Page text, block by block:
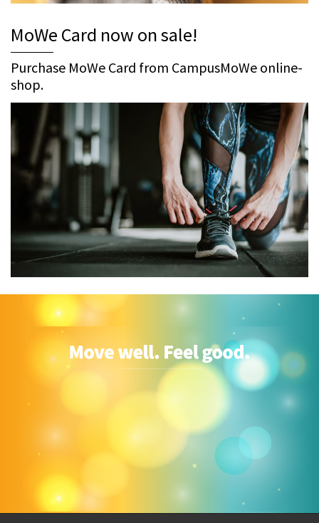
MoWe Card now on sale!
Purchase MoWe Card from CampusMoWe online-
shop.